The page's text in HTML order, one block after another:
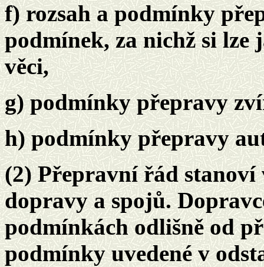
f) rozsah a podmínky
podmínek, za nichž si lze
věci,
g) podmínky přepravy
h) podmínky přepravy
(2) Přepravní řád
dopravy a spojů.
podmínkách odlišně od
podmínky uvedené v